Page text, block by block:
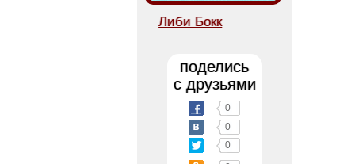
Либи Бокк
поделись
с друзьями
0
0
0